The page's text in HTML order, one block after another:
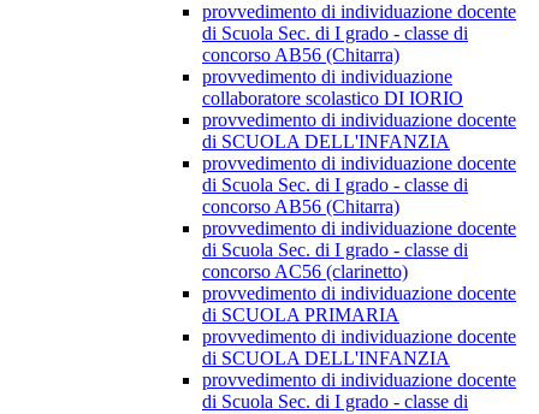
provvedimento di individuazione docente
di Scuola Sec. di I grado - classe di
concorso AB56 (Chitarra)
provvedimento di individuazione
collaboratore scolastico DI IORIO
provvedimento di individuazione docente
di SCUOLA DELL'INFANZIA
provvedimento di individuazione docente
di Scuola Sec. di I grado - classe di
concorso AB56 (Chitarra)
provvedimento di individuazione docente
di Scuola Sec. di I grado - classe di
concorso AC56 (clarinetto)
provvedimento di individuazione docente
di SCUOLA PRIMARIA
provvedimento di individuazione docente
di SCUOLA DELL'INFANZIA
provvedimento di individuazione docente
di Scuola Sec. di I grado - classe di